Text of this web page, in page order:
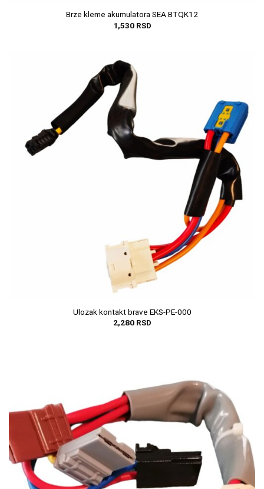
Brze kleme akumulatora SEA BTQK12
1,530 RSD
Ulozak kontakt brave EKS-PE-000
2,280 RSD